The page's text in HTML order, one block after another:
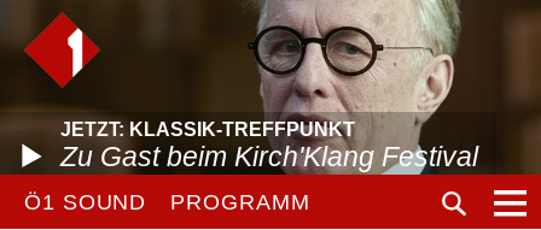
JETZT: KLASSIK-TREFFPUNKT
Zu Gast beim Kirch'Klang Festival
Ö1 SOUND PROGRAMM